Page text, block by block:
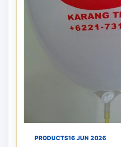
PRODUCTS16 JUN 2026